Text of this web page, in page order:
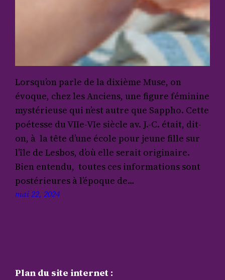
Lorsqu’on parle de la dixième Muse, on
évoque, chez les Anciens, une figure féminine
mystérieuse qui n’est autre que Sappho. Cette
poétesse du VIIe-VIe siècle av. J.-C. était, dit-
on, à la tête d’une école pour jeune fille sur
l’île de Lesbos, d’où elle serait originaire.
Bien entendu, toutes ces informations sont
postérieures à l’époque de…
mai 22, 2024
Plan du site internet :